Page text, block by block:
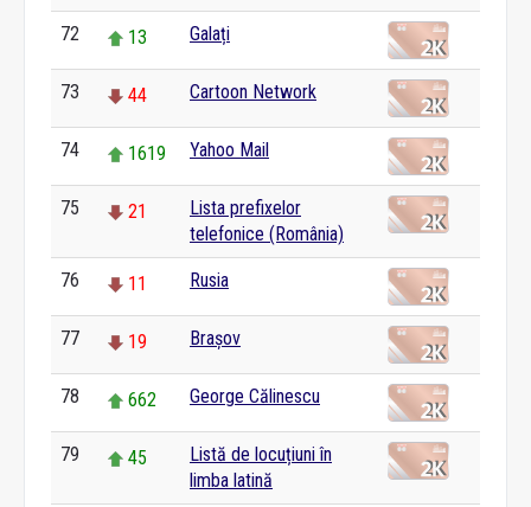
72 13 Galați
73 44 Cartoon Network
74 1619 Yahoo Mail
75 21
Lista prefixelor
telefonice (România)
76 11 Rusia
77 19 Brașov
78 662 George Călinescu
79 45
Listă de locuțiuni în
limba latină